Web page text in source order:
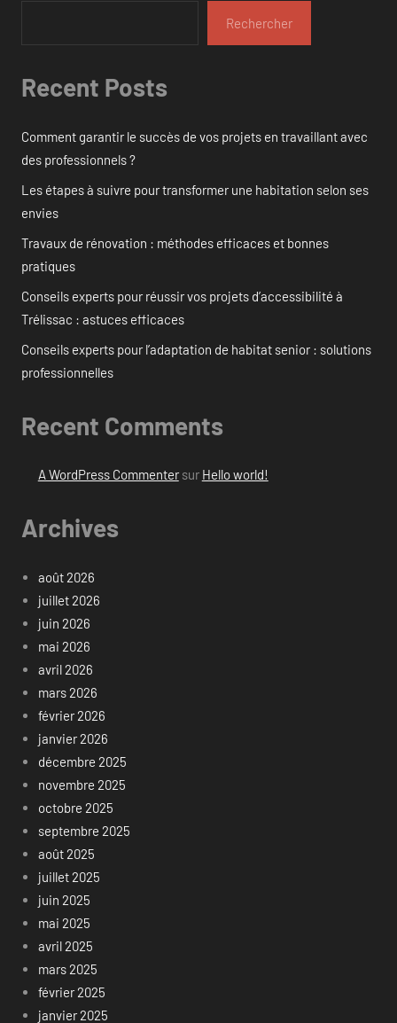
Rechercher
Recent Posts
Comment garantir le succès de vos projets en travaillant avec
des professionnels ?
Les étapes à suivre pour transformer une habitation selon ses
envies
Travaux de rénovation : méthodes efficaces et bonnes
pratiques
Conseils experts pour réussir vos projets d’accessibilité à
Trélissac : astuces efficaces
Conseils experts pour l’adaptation de habitat senior : solutions
professionnelles
Recent Comments
A WordPress Commentersur Hello world!
Archives
août 2026
juillet 2026
juin 2026
mai 2026
avril 2026
mars 2026
février 2026
janvier 2026
décembre 2025
novembre 2025
octobre 2025
septembre 2025
août 2025
juillet 2025
juin 2025
mai 2025
avril 2025
mars 2025
février 2025
janvier 2025